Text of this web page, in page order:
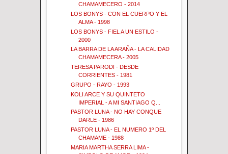
CHAMAMECERO - 2014
LOS BONYS - CON EL CUERPO Y EL
ALMA - 1998
LOS BONYS - FIEL A UN ESTILO -
2000
LA BARRA DE LA ARAÑA - LA CALIDAD
CHAMAMECERA - 2005
TERESA PARODI - DESDE
CORRIENTES - 1981
GRUPO - RAYO - 1993
KOLI ARCE Y SU QUINTETO
IMPERIAL - A MI SANTIAGO Q...
PASTOR LUNA - NO HAY CONQUE
DARLE - 1986
PASTOR LUNA - EL NUMERO 1º DEL
CHAMAME - 1988
MARIA MARTHA SERRA LIMA -